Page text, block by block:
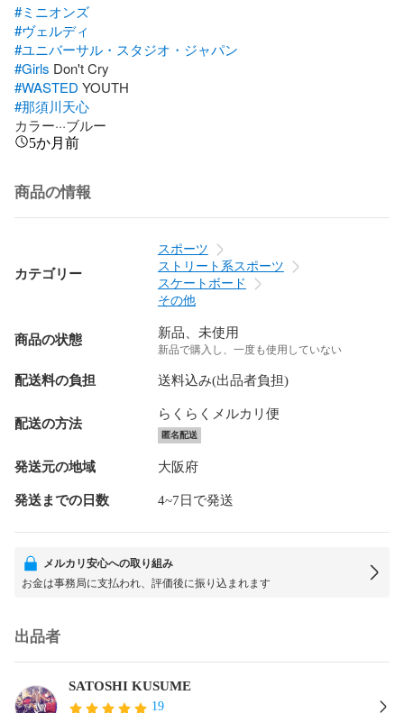
#ミニオンズ
#ヴェルディ
#ユニバーサル・スタジオ・ジャパン
#Girls
#WASTED
#那須川天心
カラー···ブルー
5か月前
商品の情報
カテゴリー
スポーツ
ストリート系スポーツ
スケートボード
その他
商品の状態 新品、未使用
新品で購入し、一度も使用していない
配送料の負担 送料込み(出品者負担)
配送の方法
らくらくメルカリ便
匿名配送
発送元の地域 大阪府
発送までの日数 4~7日で発送
メルカリ安心への取り組み
お金は事務局に支払われ、評価後に振り込まれます
出品者
SATOSHI KUSUME
19